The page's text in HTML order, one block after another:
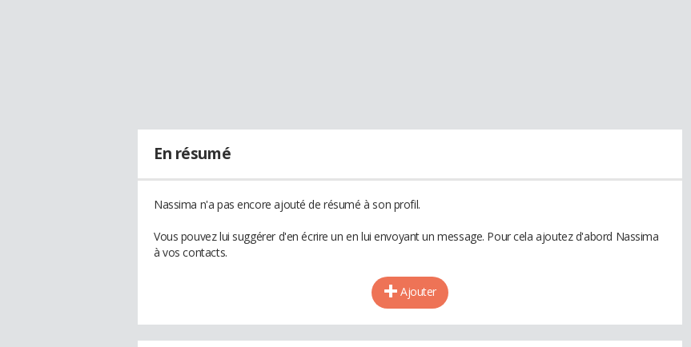
En résumé
Nassima n'a pas encore ajouté de résumé à son profil.
Vous pouvez lui suggérer d'en écrire un en lui envoyant un message. Pour cela ajoutez d'abord Nassima
à vos contacts.
Ajouter